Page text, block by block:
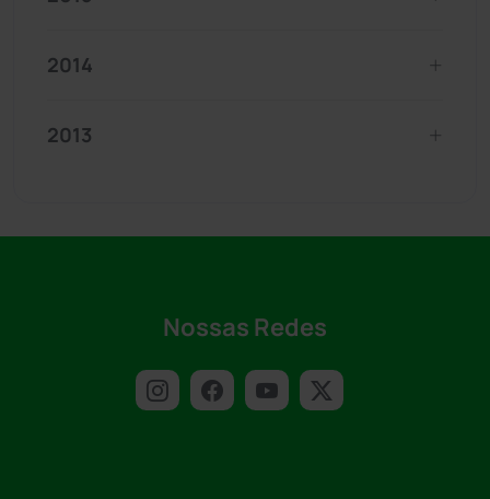
2014
2013
Nossas Redes